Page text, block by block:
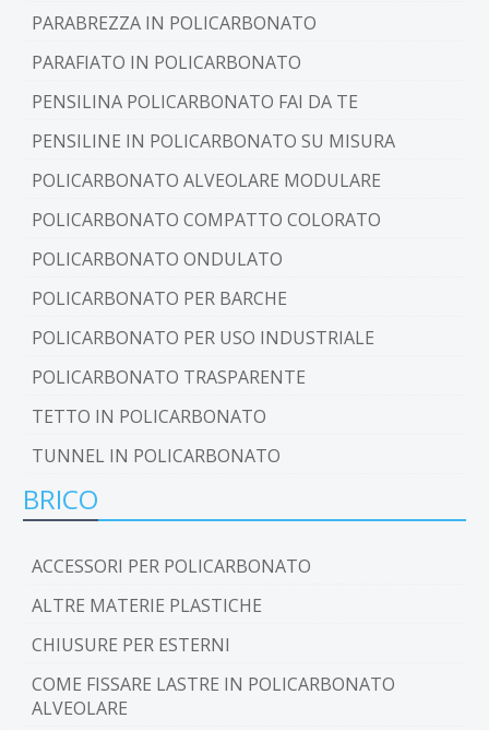
PARABREZZA IN POLICARBONATO
PARAFIATO IN POLICARBONATO
PENSILINA POLICARBONATO FAI DA TE
PENSILINE IN POLICARBONATO SU MISURA
POLICARBONATO ALVEOLARE MODULARE
POLICARBONATO COMPATTO COLORATO
POLICARBONATO ONDULATO
POLICARBONATO PER BARCHE
POLICARBONATO PER USO INDUSTRIALE
POLICARBONATO TRASPARENTE
TETTO IN POLICARBONATO
TUNNEL IN POLICARBONATO
BRICO
ACCESSORI PER POLICARBONATO
ALTRE MATERIE PLASTICHE
CHIUSURE PER ESTERNI
COME FISSARE LASTRE IN POLICARBONATO
ALVEOLARE